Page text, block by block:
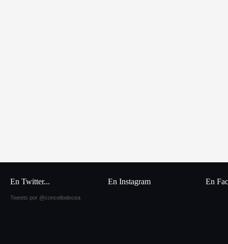
En Twitter...
Tweets por @concellodecea
En Instagram En